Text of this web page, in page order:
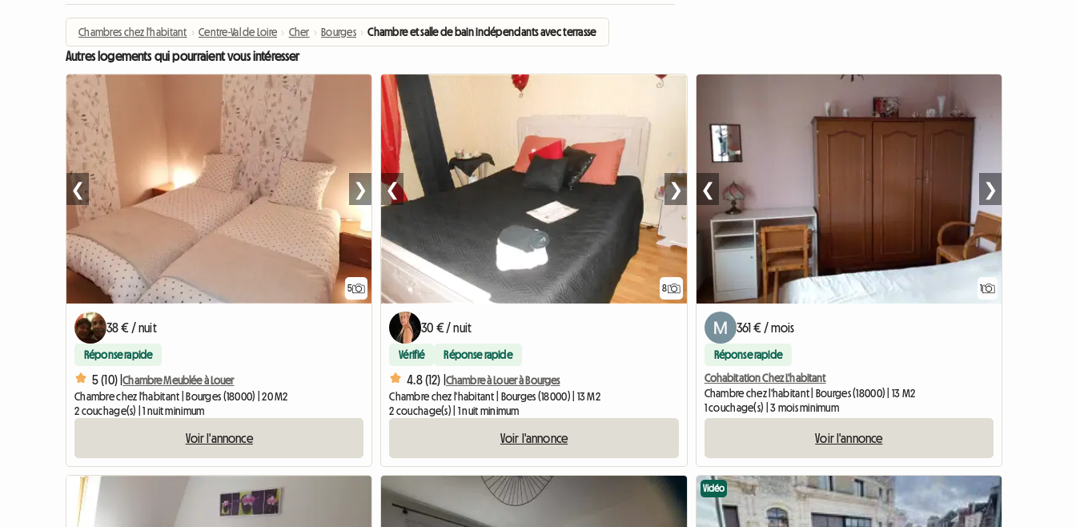
Chambres chez l'habitant › Centre-Val de Loire › Cher › Bourges › Chambre et salle de bain indépendants avec terrasse
Autres logements qui pourraient vous intéresser
5
❮ ❯
38 € / nuit
Réponse rapide
5 (10) |Chambre Meublée à Louer
Chambre chez l'habitant | Bourges (18000) | 20 M2
2 couchage(s) | 1 nuit minimum
Voir l'annonce
8
❮ ❯
30 € / nuit
Vérifié Réponse rapide
4.8 (12) | Chambre à Louer à Bourges
Chambre chez l'habitant | Bourges (18000) | 13 M2
2 couchage(s) | 1 nuit minimum
Voir l'annonce
1
❮ ❯
361 € / mois
Réponse rapide
Cohabitation Chez L'habitant
Chambre chez l'habitant | Bourges (18000) | 13 M2
1 couchage(s) | 3 mois minimum
Voir l'annonce
Vidéo